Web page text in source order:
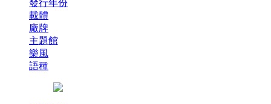
發行年份
載體
廠牌
主題館
樂風
語種